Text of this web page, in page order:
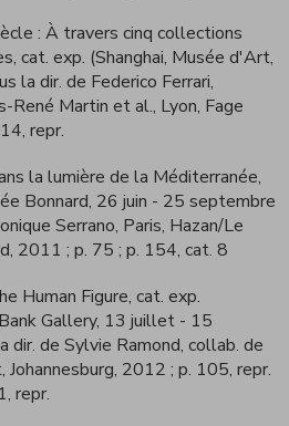
: À travers cinq collections
cat. exp. (Shanghai, Musée d'Art,
la dir. de Federico Ferrari,
René Martin et al., Lyon, Fage
repr.
la lumière de la Méditerranée,
Bonnard, 26 juin - 25 septembre
Serrano, Paris, Hazan/Le
2011; p. 75 ; p. 154, cat. 8
Human Figure, cat. exp.
Gallery, 13 juillet - 15
de Sylvie Ramond, collab. de
Johannesburg, 2012; p. 105, repr.
repr.